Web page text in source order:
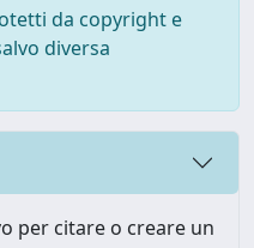
da copyright e
diversa
per citare o creare un